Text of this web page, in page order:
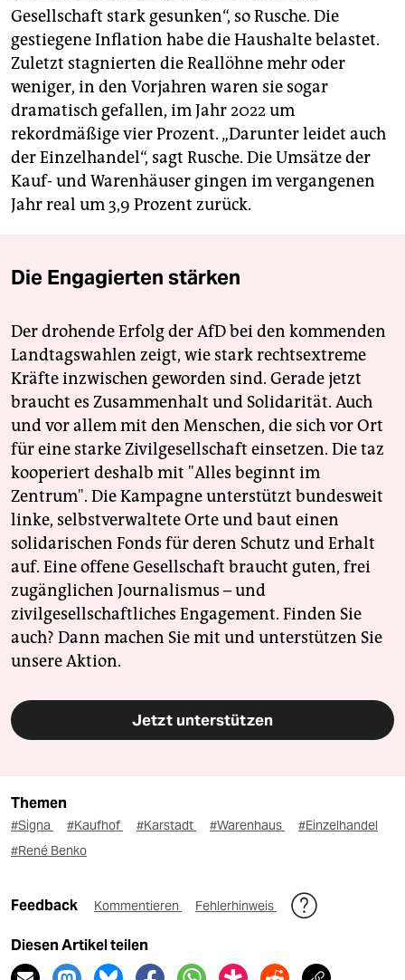
Gesellschaft stark gesunken“, so Rusche. Die
gestiegene Inflation habe die Haushalte belastet.
Zuletzt stagnierten die Reallöhne mehr oder
weniger, in den Vorjahren waren sie sogar
dramatisch gefallen, im Jahr 2022 um
rekordmäßige vier Prozent. „Darunter leidet auch
der Einzelhandel“, sagt Rusche. Die Umsätze der
Kauf- und Warenhäuser gingen im vergangenen
Jahr real um 3,9 Prozent zurück.
Die Engagierten stärken
Der drohende Erfolg der AfD bei den kommenden
Landtagswahlen zeigt, wie stark rechtsextreme
Kräfte inzwischen geworden sind. Gerade jetzt
braucht es Zusammenhalt und Solidarität. Auch
und vor allem mit den Menschen, die sich vor Ort
für eine starke Zivilgesellschaft einsetzen. Die taz
kooperiert deshalb mit "Alles beginnt im
Zentrum". Die Kampagne unterstützt bundesweit
linke, selbstverwaltete Orte und baut einen
solidarischen Fonds für deren Schutz und Erhalt
auf. Eine offene Gesellschaft braucht guten, frei
zugänglichen Journalismus – und
zivilgesellschaftliches Engagement. Finden Sie
auch? Dann machen Sie mit und unterstützen Sie
unsere Aktion.
Jetzt unterstützen
Themen
#Signa #Kaufhof #Karstadt #Warenhaus
#Einzelhandel
#René Benko
Feedback Kommentieren Fehlerhinweis
Diesen Artikel teilen